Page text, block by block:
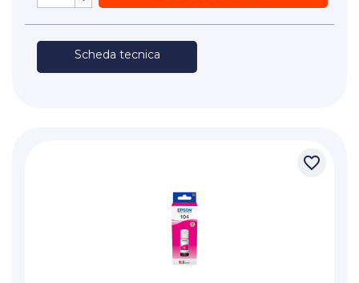
Scheda tecnica
favorite_border